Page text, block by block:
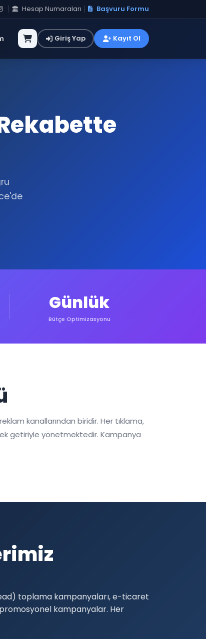
Hesap Numaraları Başvuru Formu
Giriş Yap Kayıt Ol
Günlük
Bütçe Optimizasyonu
kanallarından biridir. Her tıklama,
getiriyle yönetmektedir. Kampanya
toplama kampanyaları, e-ticaret
kampanyalar. Her